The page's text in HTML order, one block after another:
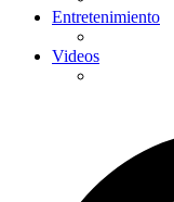
Entretenimiento
Videos